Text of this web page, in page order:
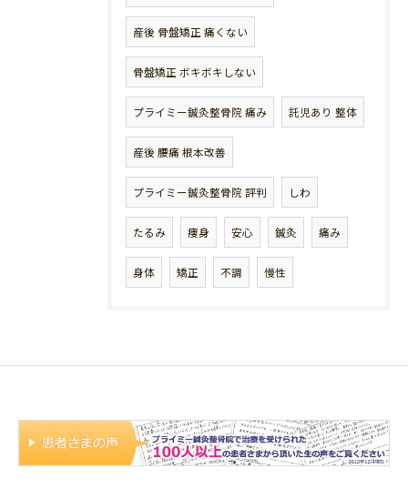
産後 骨盤矯正 痛くない
骨盤矯正 ボキボキしない
プライミー鍼灸整骨院 痛み 託児あり 整体
産後 腰痛 根本改善
プライミー鍼灸整骨院 評判 しわ
たるみ 痩身 安心 鍼灸 痛み
身体 矯正 不調 慢性